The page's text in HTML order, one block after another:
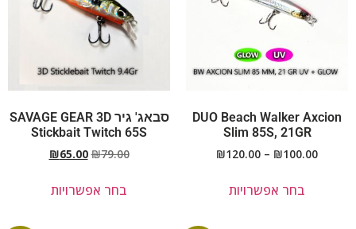
DUO Beach Walker Axcion
Slim 85S, 21GR
₪100.00
–
₪120.00
בחר אפשרויות
סבאג' גיר SAVAGE GEAR 3D
Stickbait Twitch 65S
₪79.00
₪65.00
בחר אפשרויות